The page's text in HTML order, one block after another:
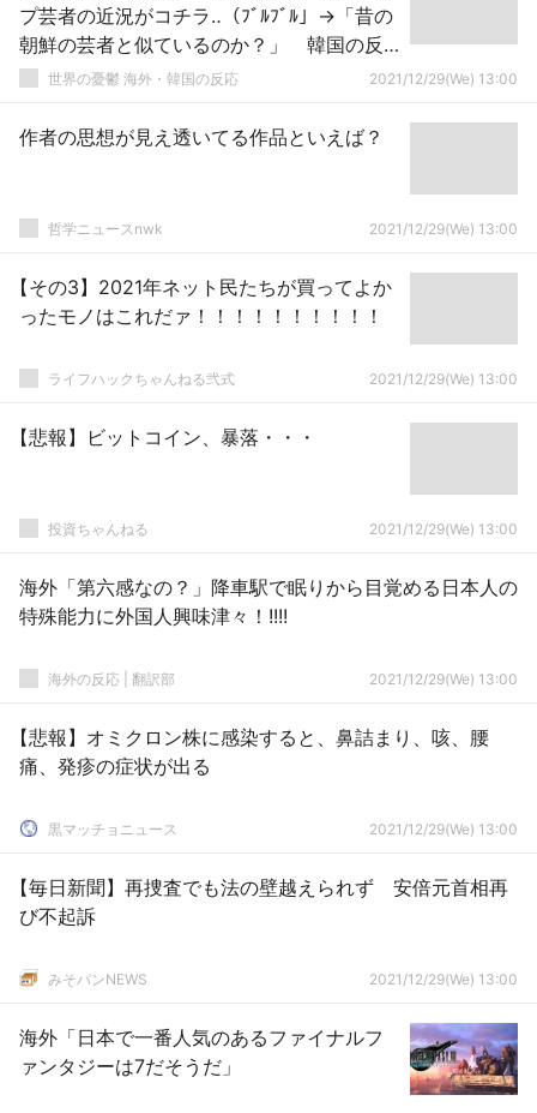
プ芸者の近況がコチラ‥（ﾌﾞﾙﾌﾞﾙ」→「昔の
朝鮮の芸者と似ているのか？」 韓国の反
応 世界の憂鬱 海外・韓国の反応 2021/12/29(We) 13:00
作者の思想が見え透いてる作品といえば？
哲学ニュースnwk 2021/12/29(We) 13:00
【その3】2021年ネット民たちが買ってよか
ったモノはこれだァ！！！！！！！！！！
ライフハックちゃんねる弐式 2021/12/29(We) 13:00
【悲報】ビットコイン、暴落・・・
投資ちゃんねる 2021/12/29(We) 13:00
海外「第六感なの？」降車駅で眠りから目覚める日本人の
特殊能力に外国人興味津々！!!!!
海外の反応 | 翻訳部 2021/12/29(We) 13:00
【悲報】オミクロン株に感染すると、鼻詰まり、咳、腰
痛、発疹の症状が出る
黒マッチョニュース 2021/12/29(We) 13:00
【毎日新聞】再捜査でも法の壁越えられず 安倍元首相再
び不起訴
みそパンNEWS 2021/12/29(We) 13:00
海外「日本で一番人気のあるファイナルフ
ァンタジーは7だそうだ」